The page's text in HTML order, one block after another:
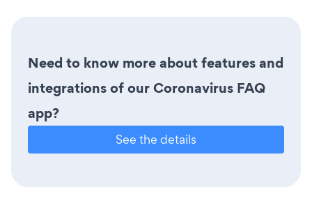
Need to know more about features and
integrations of our Coronavirus FAQ
app?
See the details